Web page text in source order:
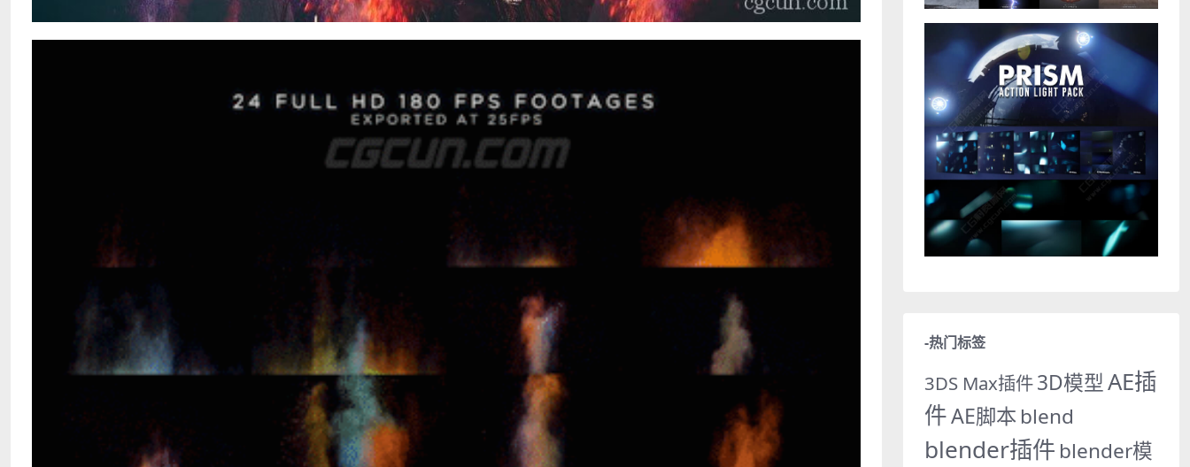
-热门标签
3DS Max插件3D模型AE插
件AE脚本 blend
blender插件 blender模